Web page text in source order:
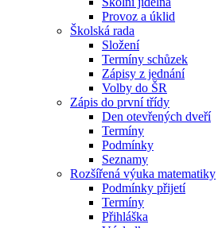
Provoz a úklid
Školská rada
Složení
Termíny schůzek
Zápisy z jednání
Volby do ŠR
Zápis do první třídy
Den otevřených dveří
Termíny
Podmínky
Seznamy
Rozšířená výuka matematiky
Podmínky přijetí
Termíny
Přihláška